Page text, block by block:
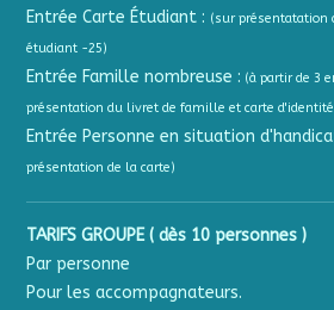
Entrée Carte Étudiant : (sur présentatation
étudiant -25)
Entrée Famille nombreuse : (à partir de 3
présentation du livret de famille et carte
Entrée Personne en situation
présentation de la carte)
TARIFS GROUPE ( dès 10 personnes )
Par personne
Pour les accompagnateurs.